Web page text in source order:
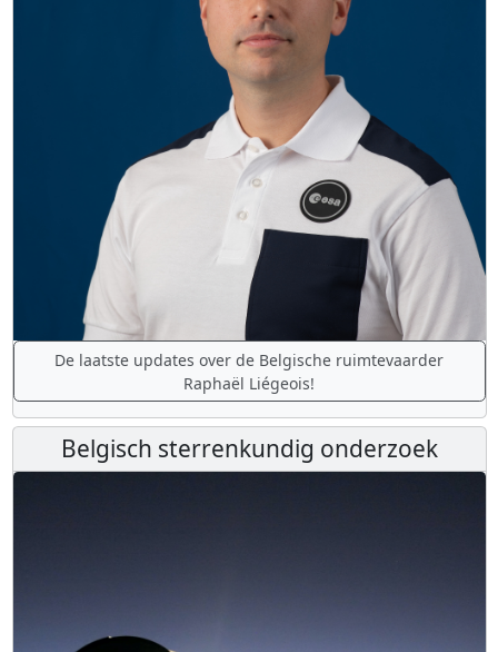
De laatste updates over de Belgische ruimtevaarder
Raphaël Liégeois!
Belgisch sterrenkundig onderzoek